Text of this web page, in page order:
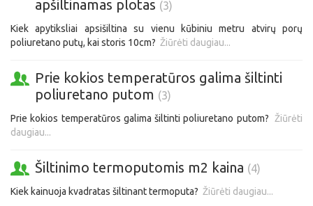
apšiltinamas plotas (3)
Kiek apytiksliai apsišiltina su vienu kūbiniu metru atvirų porų
poliuretano putų, kai storis 10cm? Žiūrėti daugiau...
Prie kokios temperatūros galima šiltinti
poliuretano putom (3)
Prie kokios temperatūros galima šiltinti poliuretano putom? Žiūrėti
daugiau...
Šiltinimo termoputomis m2 kaina (4)
Kiek kainuoja kvadratas šiltinant termoputa? Žiūrėti daugiau...